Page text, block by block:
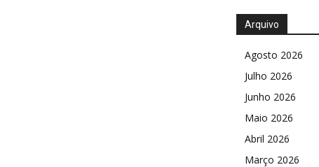
Arquivo
Agosto 2026
Julho 2026
Junho 2026
Maio 2026
Abril 2026
Março 2026